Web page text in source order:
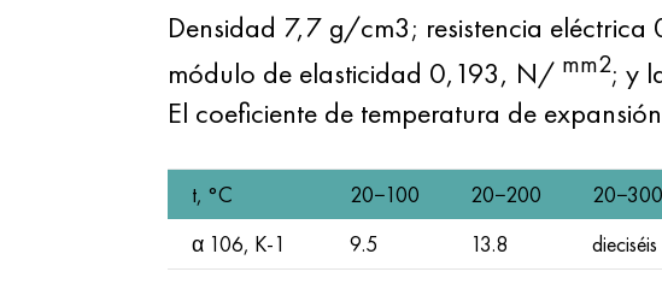
Densidad 7,7 g/cm3; resistencia
módulo de elasticidad 0,193, N/ mm2; y
El coeficiente de temperatura de
t, °С 20−100 20−200 20−300
α 106, K-1
9.5 13.8 dieciséis